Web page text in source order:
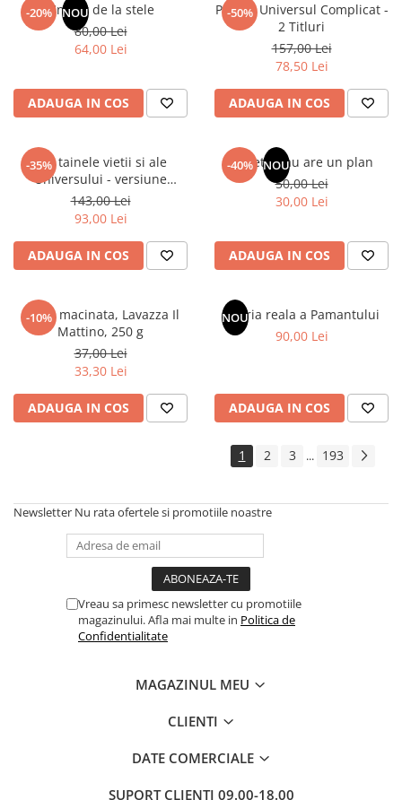
-20% NOU
Un dar de la stele
80,00 Lei
64,00 Lei
ADAUGA IN COS
-50%
Pachet Universul Complicat -
2 Titluri
157,00 Lei
78,50 Lei
ADAUGA IN COS
-35%
Din tainele vietii si ale
Universului - versiune
originala din 1939. Volumele I-
III.
143,00 Lei
93,00 Lei
ADAUGA IN COS
-40% NOU
Sufletul tau are un plan
50,00 Lei
30,00 Lei
ADAUGA IN COS
-10%
Cafea macinata, Lavazza Il
Mattino, 250 g
37,00 Lei
33,30 Lei
ADAUGA IN COS
NOU
Istoria reala a Pamantului
90,00 Lei
ADAUGA IN COS
1 2 3 ... 193
Newsletter Nu rata ofertele si promotiile noastre
Vreau sa primesc newsletter cu promotiile
magazinului. Afla mai multe in Politica de
Confidentialitate
MAGAZINUL MEU
CLIENTI
DATE COMERCIALE
SUPORT CLIENTI 09.00-18.00